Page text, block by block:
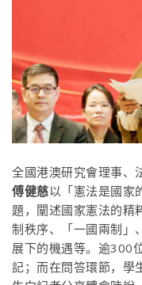
全國港澳研究會理事、
傅健慈以「憲法是國家
題，闡述國家憲法的精
制秩序、「一國兩制」
展下的機遇等。逾300
記；而在問答環節，學